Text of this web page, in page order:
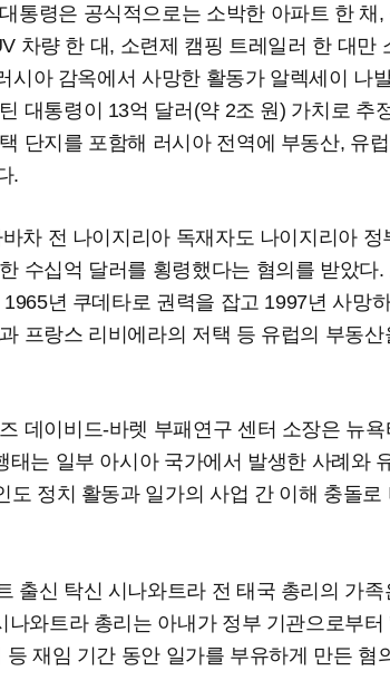
통령은 공식적으로는 소박한 아파트 한 채,
차량 한 대, 소련제 캠핑 트레일러 한 대만
시아 감옥에서 사망한 활동가 알렉세이 나
대통령이 13억 달러(약 2조 원) 가치로 추
단지를 포함해 러시아 전역에 부동산, 유
.
차 전 나이지리아 독재자도 나이지리아 정
수십억 달러를 횡령했다는 혐의를 받았다.
년 쿠데타로 권력을 잡고 1997년 사망
프랑스 리비에라의 저택 등 유럽의 부동산
데이비드-바렛 부패연구 센터 소장은 뉴욕
태는 일부 아시아 국가에서 발생한 사례와
도 정치 활동과 일가의 사업 간 이해 충돌로
출신 탁신 시나와트라 전 태국 총리의 가족
나와트라 총리는 아내가 정부 기관으로부터
재임 기간 동안 일가를 부유하게 만든 혐